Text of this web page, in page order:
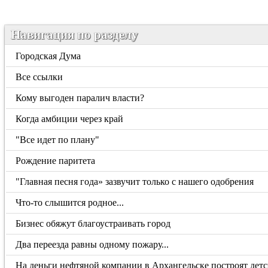
Навигация по разделу
Городская Дума
Все ссылки
Кому выгоден паралич власти?
Когда амбиции через край
"Все идет по плану"
Рождение паритета
"Главная песня года» зазвучит только с нашего одобрения
Что-то слышится родное...
Бизнес обяжут благоустраивать город
Два переезда равны одному пожару...
На деньги нефтяной компании в Архангельске построят